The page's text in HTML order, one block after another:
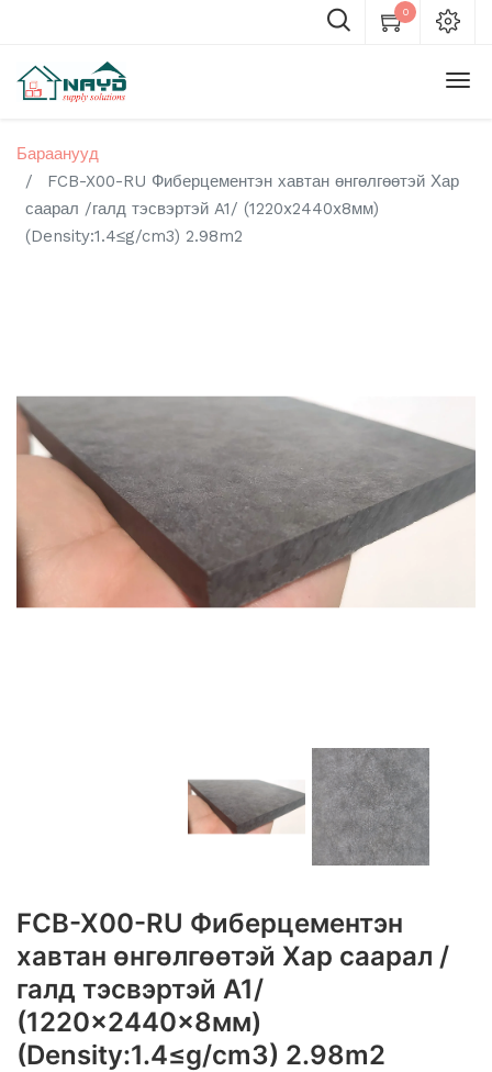
0
Бараанууд
FCB-X00-RU Фиберцементэн хавтан өнгөлгөөтэй Хар
саарал /галд тэсвэртэй A1/ (1220x2440x8мм)
(Density:1.4≤g/cm3) 2.98m2
FCB-X00-RU Фиберцементэн
хавтан өнгөлгөөтэй Хар саарал /
галд тэсвэртэй A1/
(1220x2440x8мм)
(Density:1.4≤g/cm3) 2.98m2